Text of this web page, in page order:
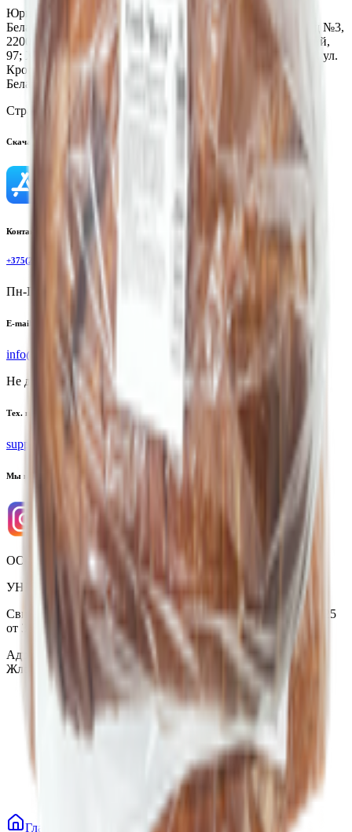
Юридический адрес:
Хлебозавод «Автомат», Республика
Беларусь, ул. Слесарная, 41, г. Минск, 220088; Хлебозавод №3,
220026, Республика Беларусь, г. Минск, пр-т Партизанский,
97; Хлебозавод №2, 220002, Республика Беларусь, Минск, ул.
Кропоткина, 33; Хлебозавод №2, 220099, Республика
Беларусь, г. Минск, ул. Казинца, 31
Страна производства:
Скачать приложение
Контактный телефон
+375(29)6875999
Пн-Пт: 8:00 - 17:00
E-mail
info@yoda.by
Не для электронных обращений
Тех. поддержка
support@yoda.by
Мы в соцсетях
ООО «Торговая сеть «Продмир»
УНП 490314725
Свидетельство о государственной регистрации № 490314725
от 30.05.2003г выдано Гомельским облисполкомом
Адрес: 247210, Республика Беларусь, Гомельская обл., г.
Жлобин, ул. Козлова 2-А
Главная